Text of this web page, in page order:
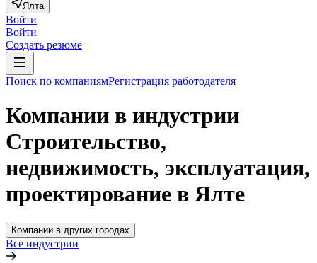
Ялта
Войти
Войти
Создать резюме
Поиск по компаниямРегистрация работодателя
Компании в индустрии
Строительство,
недвижимость, эксплуатация,
проектирование в Ялте
Компании в других городах
Все индустрии